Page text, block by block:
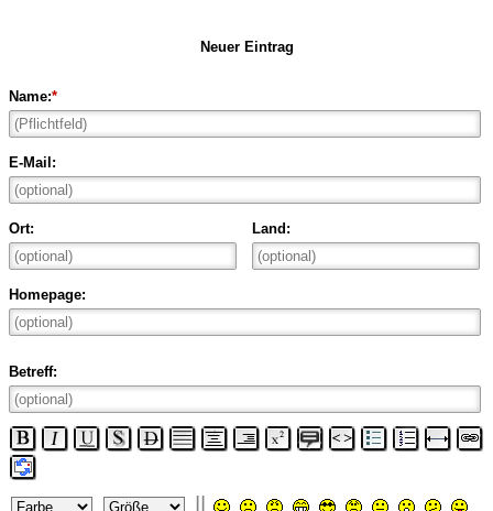
Neuer Eintrag
Name:*
E-Mail:
Ort: Land:
Homepage:
Betreff: